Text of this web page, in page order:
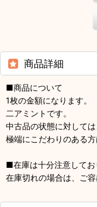
商品詳細
■商品について
1枚の金額になります。
二アミントです。
中古品の状態に対して
極端にこだわりのある
■在庫は十分注意してお
在庫切れの場合は、ご容